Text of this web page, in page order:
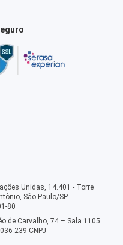
Unidas, 14.401 - Torre
São Paulo/SP -
80
de Carvalho, 74 – Sala 1105
239 CNPJ